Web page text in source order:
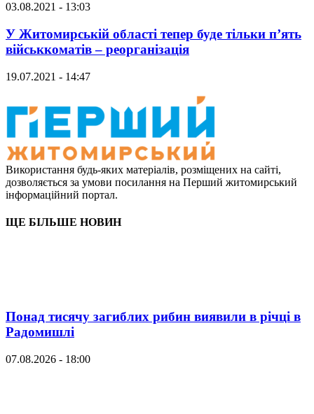
03.08.2021 - 13:03
У Житомирській області тепер буде тільки п’ять
військкоматів – реорганізація
19.07.2021 - 14:47
Використання будь-яких матеріалів, розміщених на сайті,
дозволяється за умови посилання на Перший житомирський
інформаційний портал.
ЩЕ БІЛЬШЕ НОВИН
Понад тисячу загиблих рибин виявили в річці в
Радомишлі
07.08.2026 - 18:00